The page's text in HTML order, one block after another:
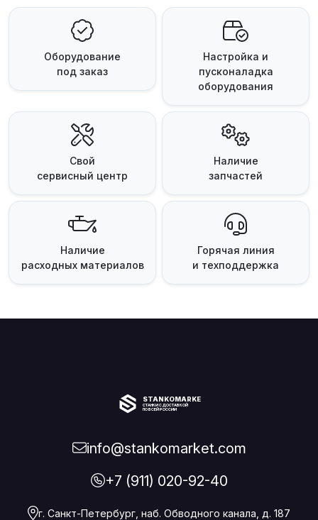
Оборудование
под заказ
Настройка и
пусконаладка
оборудования
Свой
сервисный центр
Наличие
запчастей
Наличие
расходных материалов
Горячая линия
и техподдержка
STANKOMARKET
СТАНКИ С ДОСТАВКОЙ
ПО ВСЕЙ РОССИИ
info@stankomarket.com
+7 (911) 020-92-40
г. Санкт-Петербург, наб. Обводного канала, д. 187